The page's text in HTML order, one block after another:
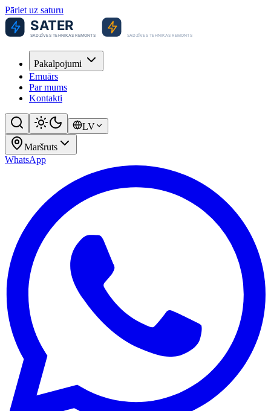
Pāriet uz saturu
Pakalpojumi
Emuārs
Par mums
Kontakti
LV
Maršruts
WhatsApp